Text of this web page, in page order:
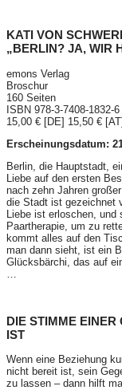
KATI VON
„BERLIN? JA, WIR
emons Verlag
Broschur
160 Seiten
ISBN 978-3-7408-1832-6
15,00 € [DE] 15,50 €
Erscheinungsdatum:
Berlin, die Hauptstadt,
Liebe auf den ersten
nach zehn Jahren
die Stadt ist gezeichnet
Liebe ist erloschen,
Paartherapie, um zu
kommt alles auf den
man dann sieht, ist ein
Glücksbärchi, das auf
DIE STIMME EINER
IST
Wenn eine Beziehung
nicht bereit ist, sein
zu lassen – dann hilft